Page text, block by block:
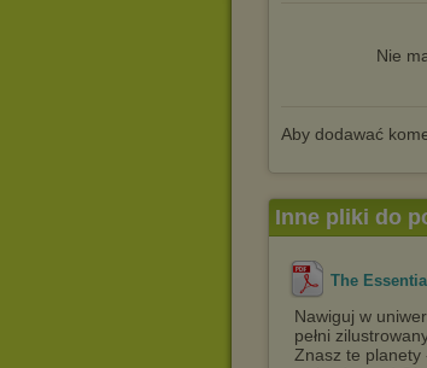
Nie
Aby dodawać
Inne pliki do
The
Nawiguj w
pełni
Znasz te planety